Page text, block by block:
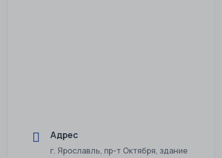
Адрес
г. Ярославль, пр-т Октября, здание